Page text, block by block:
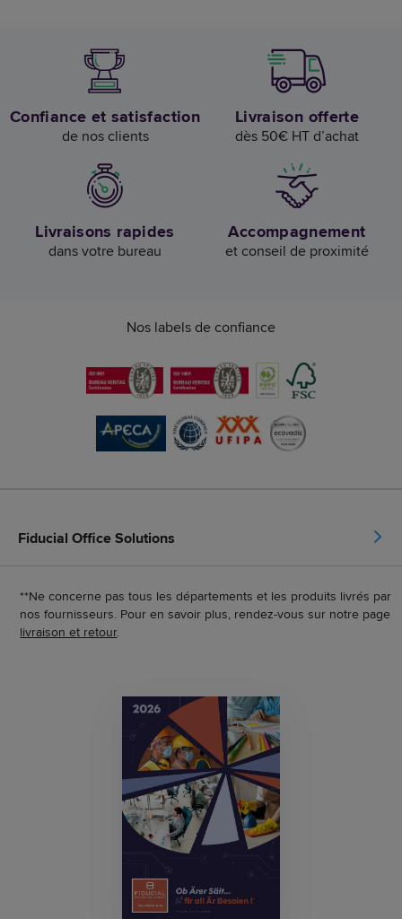
Confiance et satisfaction
de nos clients
Livraison offerte
dès 50€ HT d’achat
Livraisons rapides
dans votre bureau
Accompagnement
et conseil de proximité
Nos labels de confiance
Fiducial Office Solutions
**Ne concerne pas tous les départements et les produits livrés par
nos fournisseurs. Pour en savoir plus, rendez-vous sur notre page
livraison et retour.